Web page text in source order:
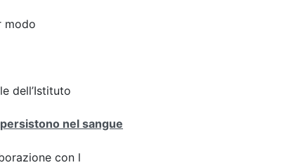
modo
dell’Istituto
nel sangue
con l